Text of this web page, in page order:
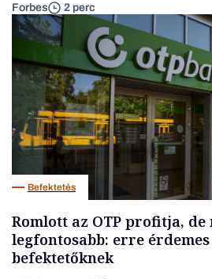
Forbes 2 perc
Befektetés
Romlott az OTP profitja, de
legfontosabb: erre
befektetőknek